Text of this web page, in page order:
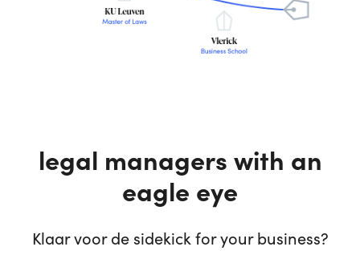
legal managers with an
eagle eye
Klaar voor de sidekick for your business?